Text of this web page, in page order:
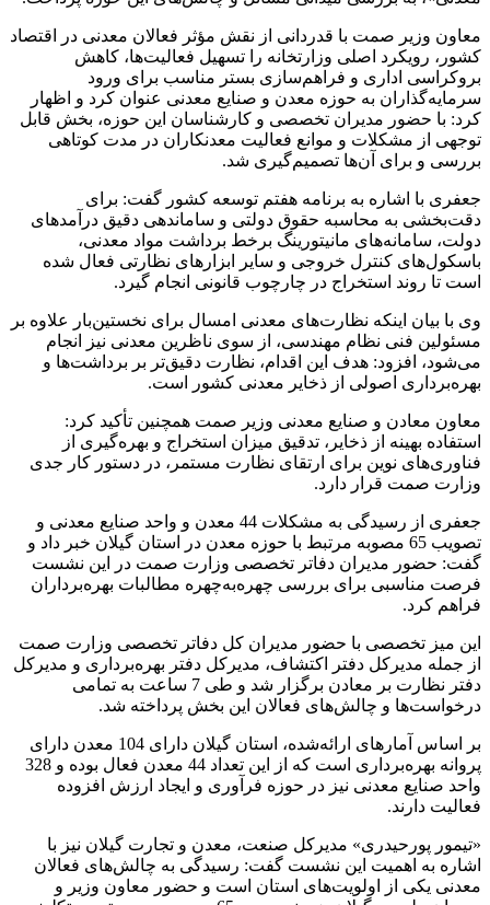
معاون وزیر صمت با قدردانی از نقش مؤثر فعالان معدنی در اقتصاد
کشور، رویکرد اصلی وزارتخانه را تسهیل فعالیت‌ها، کاهش
بروکراسی اداری و فراهم‌سازی بستر مناسب برای ورود
سرمایه‌گذاران به حوزه معدن و صنایع معدنی عنوان کرد و اظهار
کرد: با حضور مدیران تخصصی و کارشناسان این حوزه، بخش قابل
توجهی از مشکلات و موانع فعالیت معدنکاران در مدت کوتاهی
بررسی و برای آن‌ها تصمیم‌گیری شد.
جعفری با اشاره به برنامه هفتم توسعه کشور گفت: برای
دقت‌بخشی به محاسبه حقوق دولتی و ساماندهی دقیق درآمدهای
دولت، سامانه‌های مانیتورینگ برخط برداشت مواد معدنی،
باسکول‌های کنترل خروجی و سایر ابزارهای نظارتی فعال شده
است تا روند استخراج در چارچوب قانونی انجام گیرد.
وی با بیان اینکه نظارت‌های معدنی امسال برای نخستین‌بار علاوه بر
مسئولین فنی نظام مهندسی، از سوی ناظرین معدنی نیز انجام
می‌شود، افزود: هدف این اقدام، نظارت دقیق‌تر بر برداشت‌ها و
بهره‌برداری اصولی از ذخایر معدنی کشور است.
معاون معادن و صنایع معدنی وزیر صمت همچنین تأکید کرد:
استفاده بهینه از ذخایر، تدقیق میزان استخراج و بهره‌گیری از
فناوری‌های نوین برای ارتقای نظارت مستمر، در دستور کار جدی
وزارت صمت قرار دارد.
جعفری از رسیدگی به مشکلات 44 معدن و واحد صنایع معدنی و
تصویب 65 مصوبه مرتبط با حوزه معدن در استان گیلان خبر داد و
گفت: حضور مدیران دفاتر تخصصی وزارت صمت در این نشست
فرصت مناسبی برای بررسی چهره‌به‌چهره مطالبات بهره‌برداران
فراهم کرد.
این میز تخصصی با حضور مدیران کل دفاتر تخصصی وزارت صمت
از جمله مدیرکل دفتر اکتشاف، مدیرکل دفتر بهره‌برداری و مدیرکل
دفتر نظارت بر معادن برگزار شد و طی 7 ساعت به تمامی
درخواست‌ها و چالش‌های فعالان این بخش پرداخته شد.
بر اساس آمارهای ارائه‌شده، استان گیلان دارای 104 معدن دارای
پروانه بهره‌برداری است که از این تعداد 44 معدن فعال بوده و 328
واحد صنایع معدنی نیز در حوزه فرآوری و ایجاد ارزش افزوده
فعالیت دارند.
«تیمور پورحیدری» مدیرکل صنعت، معدن و تجارت گیلان نیز با
اشاره به اهمیت این نشست گفت: رسیدگی به چالش‌های فعالان
معدنی یکی از اولویت‌های استان است و حضور معاون وزیر و